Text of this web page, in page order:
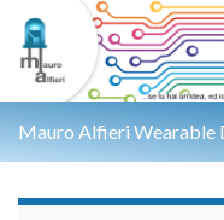
Mauro Alfieri Wearable